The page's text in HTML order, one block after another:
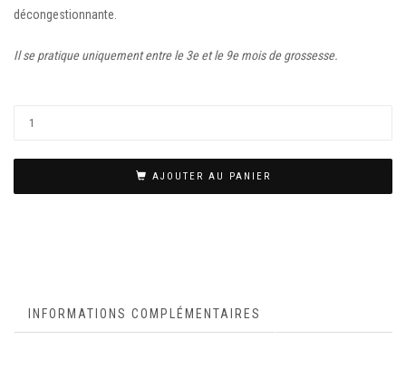
décongestionnante.
Il se pratique uniquement entre le 3e et le 9e mois de grossesse.
AJOUTER AU PANIER
INFORMATIONS COMPLÉMENTAIRES